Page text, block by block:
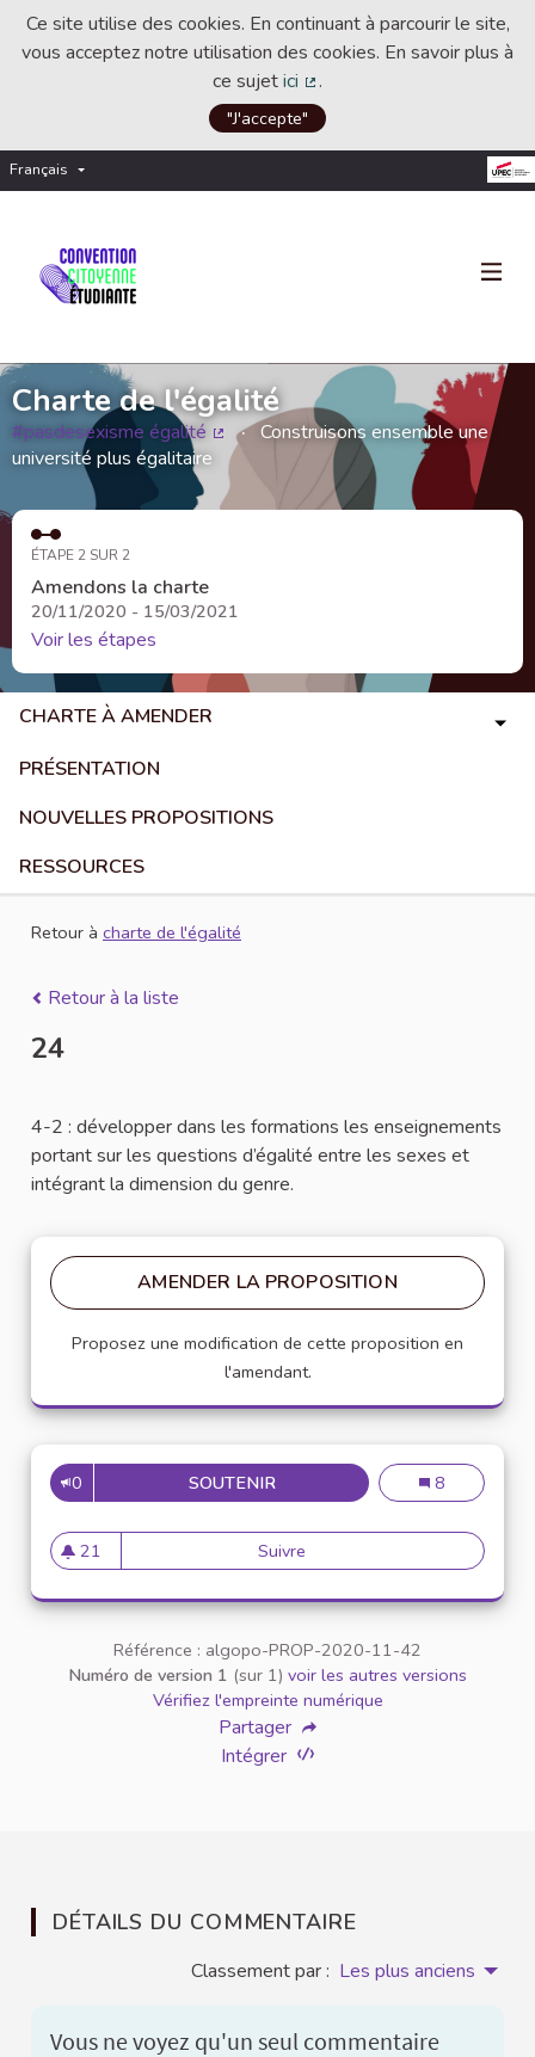
Ce site utilise des cookies. En continuant à parcourir le site,
vous acceptez notre utilisation des cookies. En savoir plus à
ce sujetici
(Lien externe)
.
"J'accepte"
Français Choisir la langue
Charte de l'égalité
#pasdesexisme égalité
(Lien externe)
Construisons ensemble une
université plus égalitaire
ÉTAPE 2 SUR 2
Amendons la charte
20/11/2020 - 15/03/2021
Voir les étapes
CHARTE À AMENDER
PRÉSENTATION
NOUVELLES PROPOSITIONS
RESSOURCES
Retour à charte de l'égalité
Retour à la liste
24
4-2 : développer dans les formations les enseignements
portant sur les questions d’égalité entre les sexes et
intégrant la dimension du genre.
AMENDER LA PROPOSITION
Proposez une modification de cette proposition en
l'amendant.
0 SOUTENIR24 24
8
21
21 abonnés
Suivre
Référence : algopo-PROP-2020-11-42
Numéro de version 1 (sur 1) voir les autres versions
Vérifiez l'empreinte numérique
Partager
Intégrer
DÉTAILS DU COMMENTAIRE
Classement par : Les plus anciens
Vous ne voyez qu'un seul commentaire